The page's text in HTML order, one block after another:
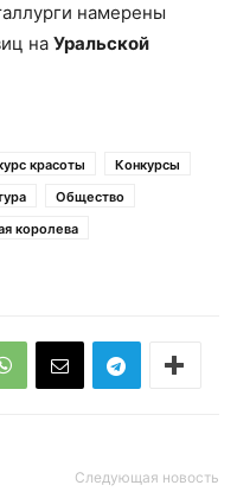
намерены
на Уральской
красоты
Конкурсы
Общество
королева
Следующая новость